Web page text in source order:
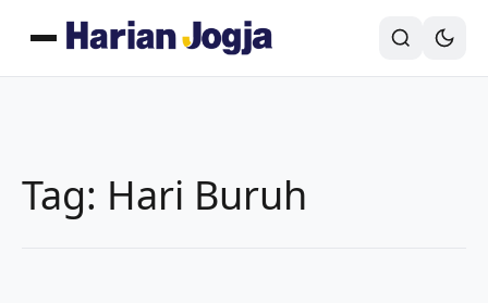
Tag: Hari Buruh